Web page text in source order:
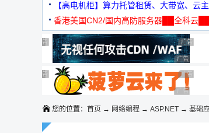
【高电机柜】算力托管租赁、大带宽、云主
机
香港美国CN2/国内高防服务器██全科云██
广告 商业广告，理性选择
广告 商业广告，理性选择
广告 商业广告，理性选择
广告 商业
广告 商业
广告 商业广告，理性选择
广告 商业广告，理性选择
广告 商业广告，理性选择
广告 商业
广告 商业
您的位置： 首页 → 网络编程 → ASP.NET → 基础